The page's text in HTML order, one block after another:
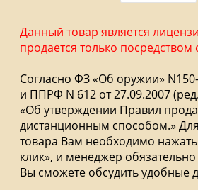
Данный товар является
продается только
Согласно ФЗ «Об оружии»
и ППРФ N 612 от 27.09.2007
«Об утверждении Правил
дистанционным способом.»
товара Вам необходимо нажать
клик», и менеджер
Вы сможете обсудить удобные